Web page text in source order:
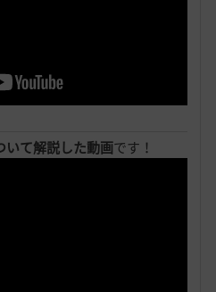
いて解説した動画です！